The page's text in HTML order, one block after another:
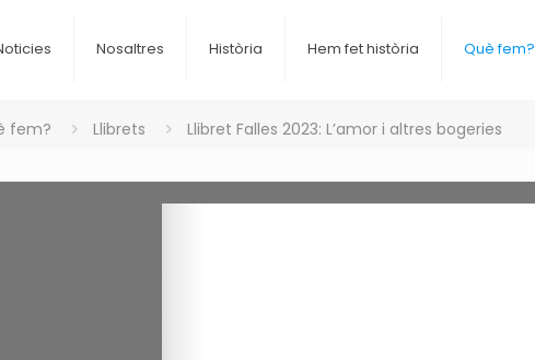
Nosaltres Història Hem fet història Què fem?
fem? Llibrets Llibret Falles 2023: L’amor i altres bogeries